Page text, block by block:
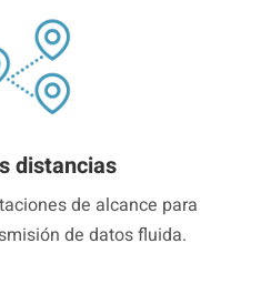
distancias
de alcance para
de datos fluida.